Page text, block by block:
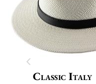
Classic Italy